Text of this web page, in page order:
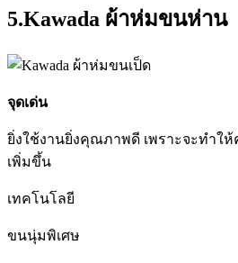
5.Kawada ผ้าห่มขนห่าน
จุดเด่น
ยิ่งใช้งานยิ่งคุณภาพดี เพราะจะทำใ
เพิ่มขึ้น
เทคโนโลยี
ขนนุ่มพิเศษ